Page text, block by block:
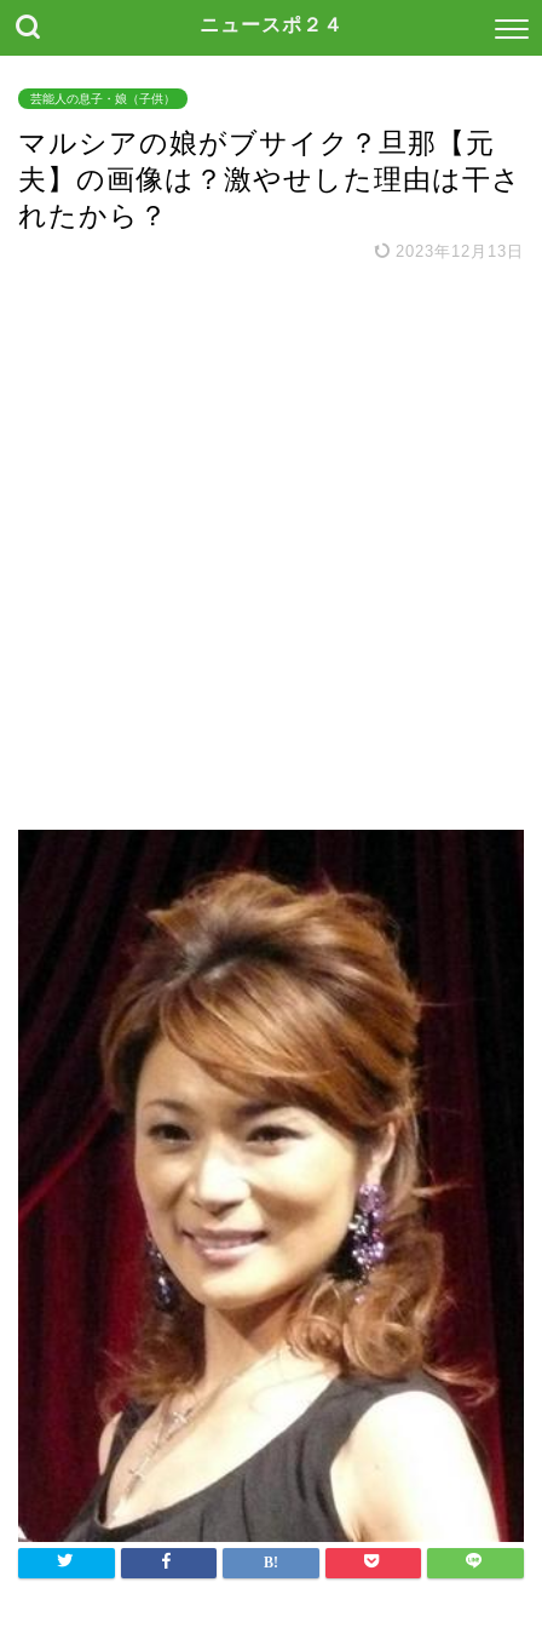
ニュースポ２４
芸能人の息子・娘（子供）
マルシアの娘がブサイク？旦那【元
夫】の画像は？激やせした理由は干さ
れたから？
2023年12月13日